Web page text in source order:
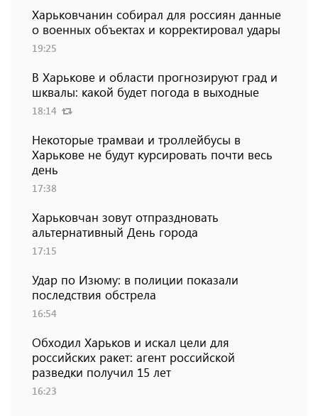
Харьковчанин собирал для россиян данные
о военных объектах и ​​корректировал удары
19:25
В Харькове и области прогнозируют град и
шквалы: какой будет погода в выходные
18:14
Некоторые трамваи и троллейбусы в
Харькове не будут курсировать почти весь
день
17:38
Харьковчан зовут отпраздновать
альтернативный День города
17:15
Удар по Изюму: в полиции показали
последствия обстрела
16:54
Обходил Харьков и искал цели для
российских ракет: агент российской
разведки получил 15 лет
16:23